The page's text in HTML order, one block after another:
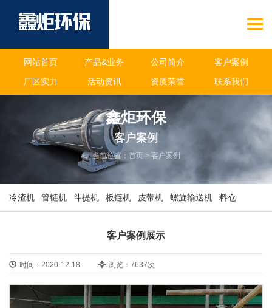
网站首页 产品&业务 公司简介
客户案例
厂区实力
活动资讯 资质荣誉 联系我们
鑫炬环保
客户案例
当前位置： 首页> 客户案例
冷渣机 管链机 斗提机 板链机 皮带机 螺旋输送机 料仓
客户案例展示
时间：2020-12-18 浏览：7637次